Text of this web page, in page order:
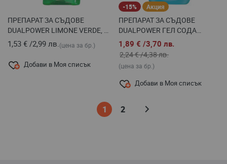
ПРЕПАРАТ ЗА СЪДОВЕ
DUALPOWER LIMONE VERDE, 1
Л
1,53 € /2,99 лв.(цена за бр.)
Добави в Моя списък
-15% Акция
ПРЕПАРАТ ЗА СЪДОВЕ
DUALPOWER ГЕЛ СОДА
БИКАРБОНАТ КОНЦЕНТРАТ-
ПОМПА, 1 Л
1,89 € /3,70 лв.
2,24 €/4,38 лв.
(цена за бр.)
Добави в Моя списък
Страница
В
1 Страница
2